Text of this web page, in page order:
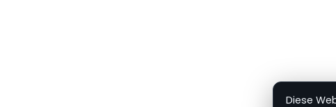
Diese